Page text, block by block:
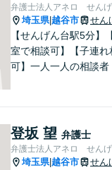
弁護士法人アネロ せん
埼玉県|越谷市 せん
【せんげん台駅5分】
室で相談可】【子連れ
可】一人一人の相談者
適切かつ速やかに解決
ます。 お気軽にご相
い。
登坂 望 弁護士
弁護士法人アネロ せん
埼玉県|越谷市 せん